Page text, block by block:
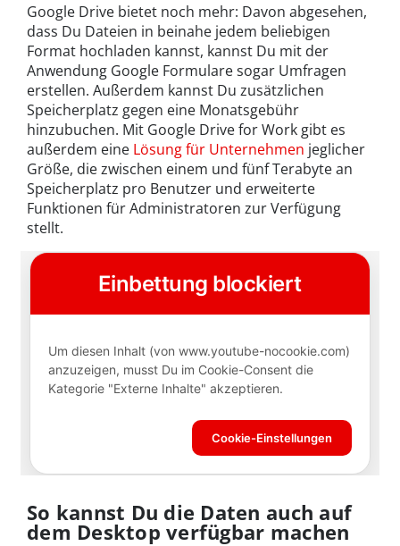
Google Drive bietet noch mehr: Davon abgesehen,
dass Du Dateien in beinahe jedem beliebigen
Format hochladen kannst, kannst Du mit der
Anwendung Google Formulare sogar Umfragen
erstellen. Außerdem kannst Du zusätzlichen
Speicherplatz gegen eine Monatsgebühr
hinzubuchen. Mit Google Drive for Work gibt es
außerdem eine Lösung für Unternehmen jeglicher
Größe, die zwischen einem und fünf Terabyte an
Speicherplatz pro Benutzer und erweiterte
Funktionen für Administratoren zur Verfügung
stellt.
So kannst Du die Daten auch auf
dem Desktop verfügbar machen